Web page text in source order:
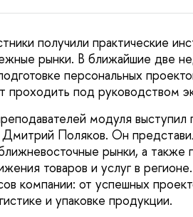
получили практические
рынки. В ближайшие две
персональных
проходить под руководством
модуля выступил
Дмитрий Поляков. Он
рынки, а также
товаров и услуг в
компании: от успешных
и упаковке продукции.